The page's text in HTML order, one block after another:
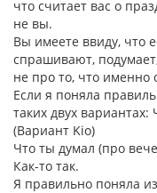
что считает вас о
не вы.
Вы имеете ввиду, что
спрашивают,
не про то, что именно
Если я поняла
таких двух
(Вариант Kio)
Что ты думал (про
Как-то так.
Я правильно поняла